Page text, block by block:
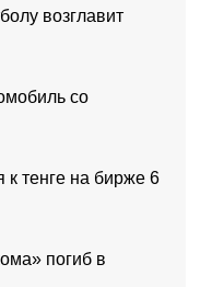
возглавит
со
тенге на бирже 6
погиб в